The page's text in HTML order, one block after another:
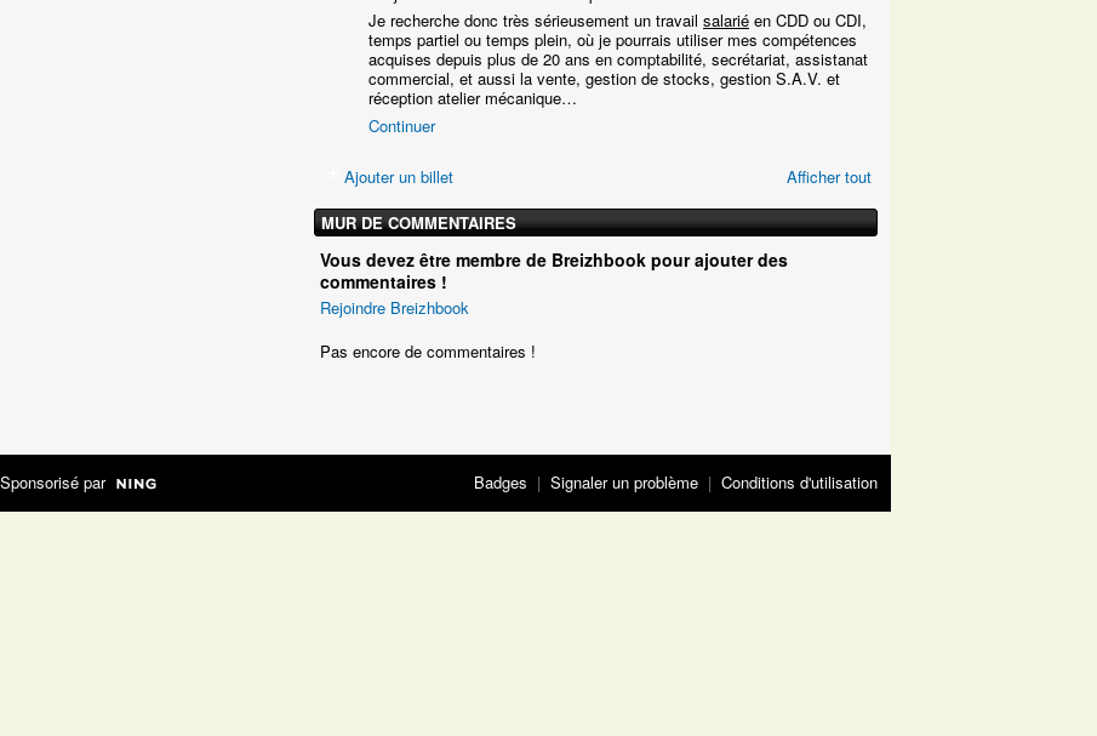
Je recherche donc très sérieusement un travail salarié en CDD ou CDI,
temps partiel ou temps plein, où je pourrais utiliser mes compétences
acquises depuis plus de 20 ans en comptabilité, secrétariat, assistanat
commercial, et aussi la vente, gestion de stocks, gestion S.A.V. et
réception atelier mécanique…
Continuer
Ajouter un billet
Afficher tout
MUR DE COMMENTAIRES
Vous devez être membre de Breizhbook pour ajouter des
commentaires !
Rejoindre Breizhbook
Pas encore de commentaires !
par Badges | Signaler un problème | Conditions d'utilisation